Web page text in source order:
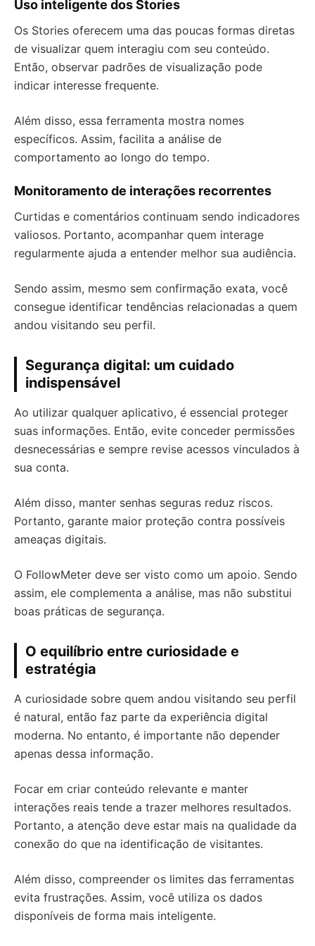
Uso inteligente dos Stories
Os Stories oferecem uma das poucas formas diretas
de visualizar quem interagiu com seu conteúdo.
Então, observar padrões de visualização pode
indicar interesse frequente.
Além disso, essa ferramenta mostra nomes
específicos. Assim, facilita a análise de
comportamento ao longo do tempo.
Monitoramento de interações recorrentes
Curtidas e comentários continuam sendo indicadores
valiosos. Portanto, acompanhar quem interage
regularmente ajuda a entender melhor sua audiência.
Sendo assim, mesmo sem confirmação exata, você
consegue identificar tendências relacionadas a quem
andou visitando seu perfil.
Segurança digital: um cuidado
indispensável
Ao utilizar qualquer aplicativo, é essencial proteger
suas informações. Então, evite conceder permissões
desnecessárias e sempre revise acessos vinculados à
sua conta.
Além disso, manter senhas seguras reduz riscos.
Portanto, garante maior proteção contra possíveis
ameaças digitais.
O FollowMeter deve ser visto como um apoio. Sendo
assim, ele complementa a análise, mas não substitui
boas práticas de segurança.
O equilíbrio entre curiosidade e
estratégia
A curiosidade sobre quem andou visitando seu perfil
é natural, então faz parte da experiência digital
moderna. No entanto, é importante não depender
apenas dessa informação.
Focar em criar conteúdo relevante e manter
interações reais tende a trazer melhores resultados.
Portanto, a atenção deve estar mais na qualidade da
conexão do que na identificação de visitantes.
Além disso, compreender os limites das ferramentas
evita frustrações. Assim, você utiliza os dados
disponíveis de forma mais inteligente.